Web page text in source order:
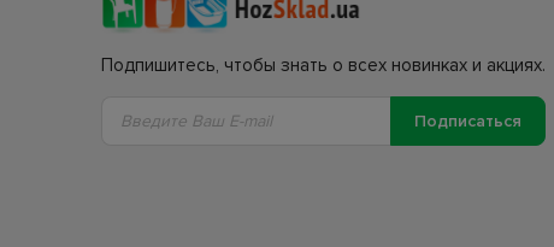
Подпишитесь, чтобы знать о всех новинках и акциях.
Подписаться